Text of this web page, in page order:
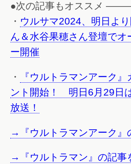
●次の記事もオススメ
・ ウルサマ2024、明日よ
ん＆水谷果穂さん登壇でオ
ー開催
・
『ウルトラマンアーク
ント開始！ 明日6月29日
放送！
→『ウルトラマンアーク』
→『ウルトラマン』の記事